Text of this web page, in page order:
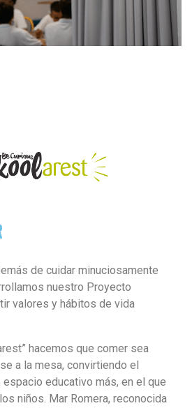
de cuidar minuciosamente
nuestro Proyecto
valores y hábitos de vida
hacemos que comer sea
a la mesa, convirtiendo el
educativo más, en el que
niños. Mar Romera, reconocida